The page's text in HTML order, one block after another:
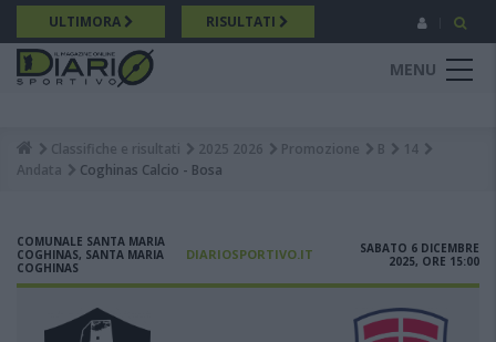
Salta
al
contenuto
principale
ULTIMORA RISULTATI
MENU
Breadcrumb
Classifiche e risultati 2025 2026 Promozione B
14
Andata
Coghinas Calcio - Bosa
COMUNALE SANTA MARIA
COGHINAS, SANTA MARIA
COGHINAS
DIARIOSPORTIVO.IT
SABATO 6 DICEMBRE
2025, ORE 15:00